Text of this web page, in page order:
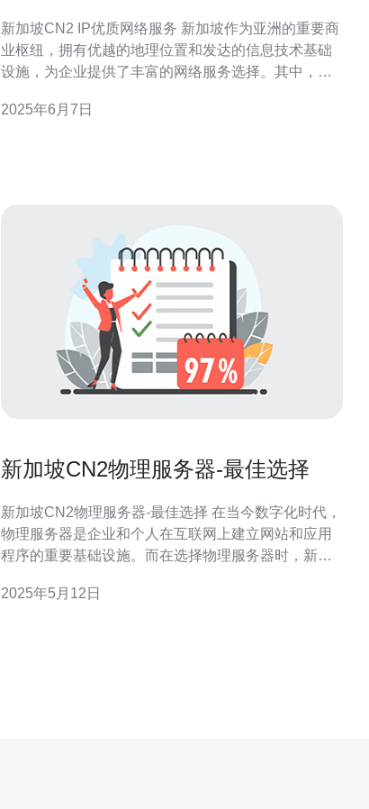
新加坡CN2 IP优质网络服务 新加坡作为亚洲的重要商
业枢纽，拥有优越的地理位置和发达的信息技术基础
设施，为企业提供了丰富的网络服务选择。其中，
IP网络服务是一种高速、稳定的国际互联网网络服
2025年6月7日
新加坡CN2物理服务器-最佳选择
新加坡CN2物理服务器-最佳选择 在当今数字化时代，
物理服务器是企业和个人在互联网上建立网站和应用
程序的重要基础设施。而在选择物理服务器时，新加
物理服务器以其快速稳定的网络连接而闻名。CN2网
2025年5月12日